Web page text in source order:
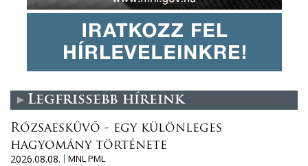
Legfrissebb híreink
Rózsaesküvő - egy különleges
hagyomány története
2026.08.08.
MNL PML